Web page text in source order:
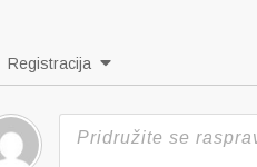
Registracija